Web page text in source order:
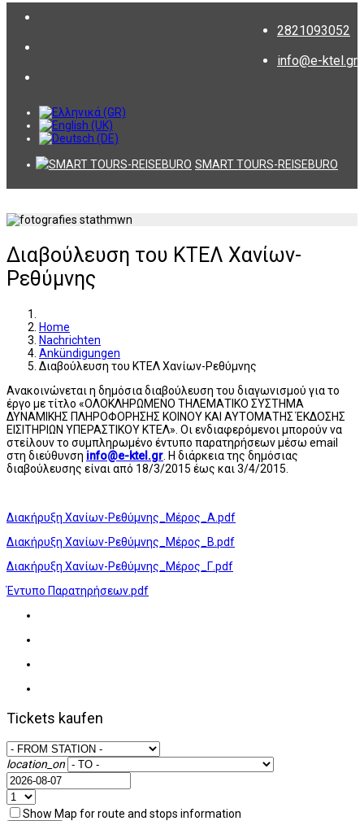
2821093052
info@e-ktel.gr
SMART TOURS-REISEBURO
Διαβούλευση του ΚΤΕΛ Χανίων-
Ρεθύμνης
Home
Nachrichten
Ankündigungen
Διαβούλευση του ΚΤΕΛ Χανίων-Ρεθύμνης
Ανακοινώνεται η δημόσια διαβούλευση του διαγωνισμού για το
έργο με τίτλο «ΟΛΟΚΛΗΡΩΜΕΝΟ ΤΗΛΕΜΑΤΙΚΟ ΣΥΣΤΗΜΑ
ΔΥΝΑΜΙΚΗΣ ΠΛΗΡΟΦΟΡΗΣΗΣ ΚΟΙΝΟΥ ΚΑΙ ΑΥΤΟΜΑΤΗΣ ΈΚΔΟΣΗΣ
ΕΙΣΙΤΗΡΙΩΝ ΥΠΕΡΑΣΤΙΚΟΥ ΚΤΕΛ». Οι ενδιαφερόμενοι μπορούν να
στείλουν το συμπληρωμένο έντυπο παρατηρήσεων μέσω email
στη διεύθυνση info@e-ktel.gr . Η διάρκεια της δημόσιας
διαβούλευσης είναι από 18/3/2015 έως και 3/4/2015.
Διακήρυξη Χανίων-Ρεθύμνης_Μέρος_Α.pdf
Διακήρυξη Χανίων-Ρεθύμνης_Μέρος_Β.pdf
Διακήρυξη Χανίων-Ρεθύμνης_Μέρος_Γ.pdf
Έντυπο Παρατηρήσεων.pdf
Tickets kaufen
location_on
Show Map for route and stops information